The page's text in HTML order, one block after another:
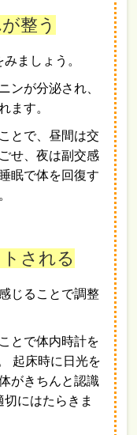
整う
ましょう。
ンが分泌され、
ます。
とで、昼間は交
せ、夜は副交感
眠で体を回復す
される
じることで調整
とで体内時計を
起床時に日光を
がきちんと認識
にはたらきま